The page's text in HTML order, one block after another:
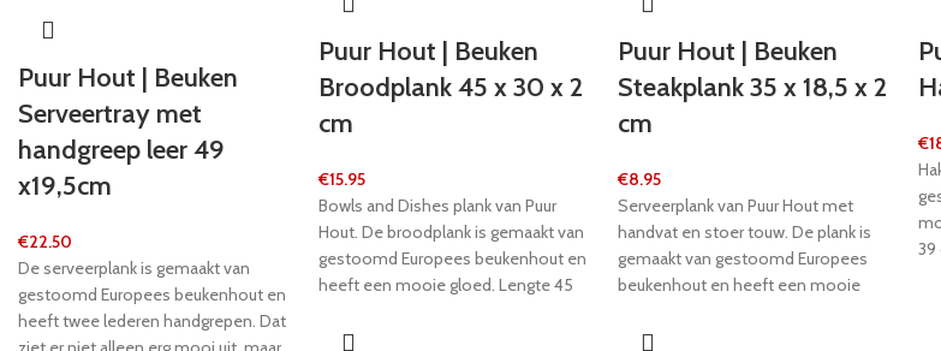
Puur Hout | Beuken
Serveertray met
handgreep leer 49
x19,5cm
€22.50
De serveerplank is gemaakt van
gestoomd Europees beukenhout en
heeft twee lederen handgrepen. Dat
Puur Hout | Beuken
Broodplank 45 x 30 x 2
cm
€15.95
Bowls and Dishes plank van Puur
Hout. De broodplank is gemaakt van
gestoomd Europees beukenhout en
heeft een mooie gloed. Lengte 45
Puur Hout | Beuken
Steakplank 35 x 18,5 x 2
cm
€8.95
Serveerplank van Puur Hout met
handvat en stoer touw. De plank is
gemaakt van gestoomd Europees
beukenhout en heeft een mooie
opvanggootje, speciaal voor het
€
39